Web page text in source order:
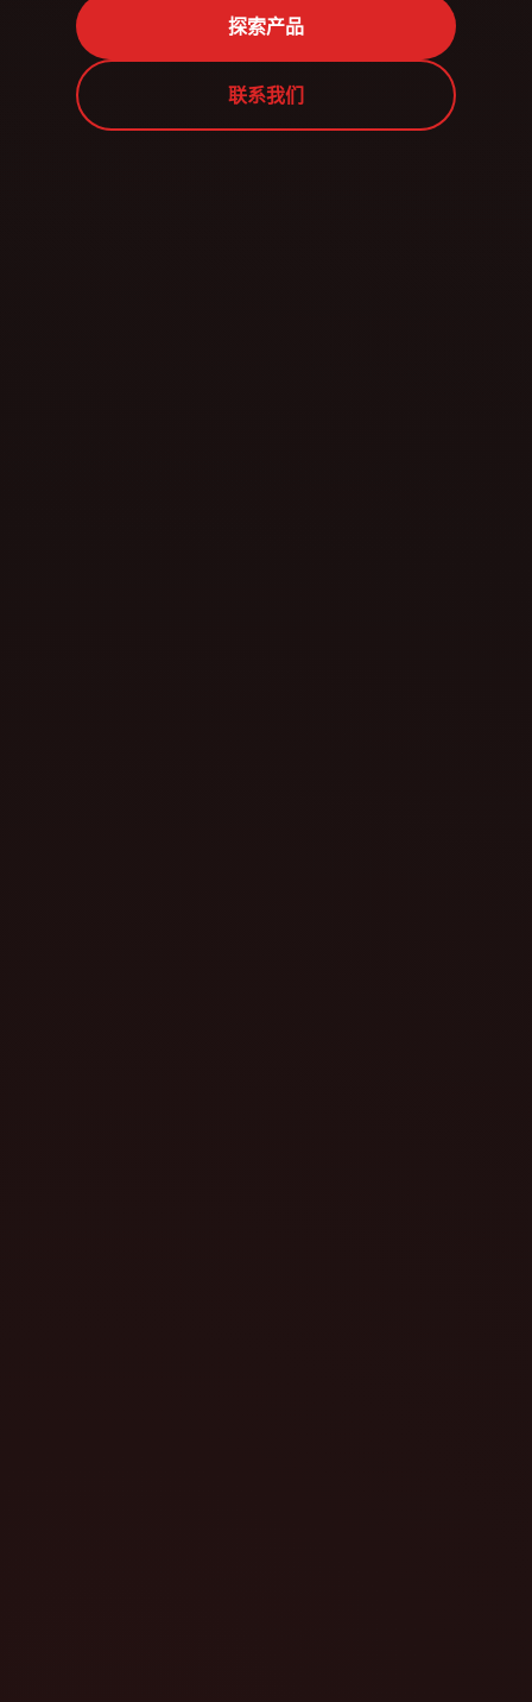
探索产品
联系我们